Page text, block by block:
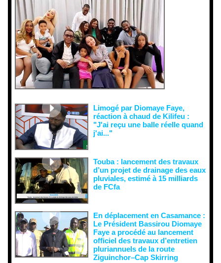
Limogé par Diomaye Faye,
réaction à chaud de Kilifeu :
"J'ai reçu une balle réelle quand
j'ai..."
Touba : lancement des travaux
d’un projet de drainage des eaux
pluviales, estimé à 15 milliards
de FCfa ‎
En déplacement en Casamance :
Le Président Bassirou Diomaye
Faye a procédé au lancement
officiel des travaux d’entretien
pluriannuels de la route
Ziguinchor–Cap Skirring